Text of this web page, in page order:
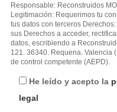
Responsable: Reconstruidos
Legitimación: Requerimos tu
tus datos con terceros
sus Derechos a acceder,
datos, escribiendo a
121. 36340. Requena. Valencia
de control competente (AEPD).
He leído y acepto la
legal